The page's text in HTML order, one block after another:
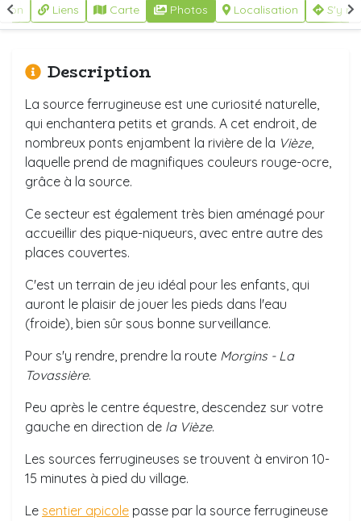
Liens Carte Photos Localisation S'y
Description
La source ferrugineuse est une curiosité naturelle,
qui enchantera petits et grands. A cet endroit, de
nombreux ponts enjambent la rivière de la Vièze,
laquelle prend de magnifiques couleurs rouge-ocre,
grâce à la source.
Ce secteur est également très bien aménagé pour
accueillir des pique-niqueurs, avec entre autre des
places couvertes.
C'est un terrain de jeu idéal pour les enfants, qui
auront le plaisir de jouer les pieds dans l'eau
(froide), bien sûr sous bonne surveillance.
Pour s'y rendre, prendre la route Morgins - La
Tovassière.
Peu après le centre équestre, descendez sur votre
gauche en direction de la Vièze.
Les sources ferrugineuses se trouvent à environ 10-
15 minutes à pied du village.
Le sentier apicole passe par la source ferrugineuse